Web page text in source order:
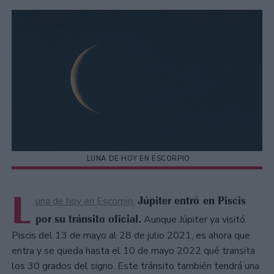
LUNA DE HOY EN ESCORPIO.
L una de hoy en Escorpio. Júpiter entró en Piscis
por su tránsito oficial. Aunque Júpiter ya visitó
Piscis del 13 de mayo al 28 de julio 2021, es ahora que
entra y se queda hasta el 10 de mayo 2022 qué transita
los 30 grados del signo. Este tránsito también tendrá una